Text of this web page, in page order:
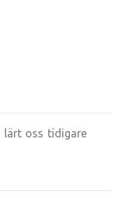
lärt oss tidigare